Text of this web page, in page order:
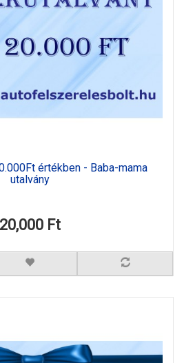
értékben - Baba-mama
utalvány
20,000 Ft